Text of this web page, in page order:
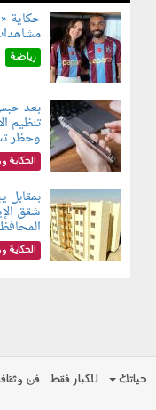
080802.jpg
حكاية
رياضة
080803.jpg تنظيم
وحظر
الحكاية
080801.jpg شقق
الحكاية
حياتك للكبار فقط فن